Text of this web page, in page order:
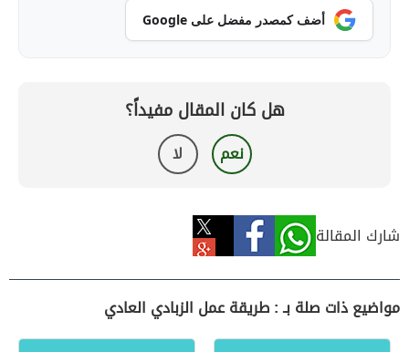
أضف كمصدر مفضل على Google
هل كان المقال مفيداً؟
نعم لا
شارك المقالة
مواضيع ذات صلة بـ : طريقة عمل الزبادي العادي